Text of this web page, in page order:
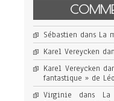
Sébastien dans La
Karel Vereycken
Karel Vereycken
fantastique » de
Virginie dans